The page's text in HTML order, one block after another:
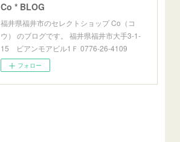
Co * BLOG
福井県福井市のセレクトショップ Co（コ
ウ） のブログです。 福井県福井市大手3-1-
15 ビアンモアビル1Ｆ 0776-26-4109
フォロー